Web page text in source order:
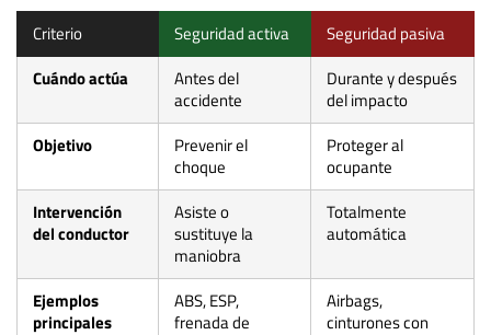
Criterio Seguridad activa
️Seguridad pasiva
Cuándo actúa
Antes del
accidente
Durante y después
del impacto
Objetivo
Prevenir el
choque
Proteger al
ocupante
Intervención
del conductor
Asiste o
sustituye la
maniobra
Totalmente
automática
Ejemplos
principales
ABS, ESP,
frenada de
Airbags,
cinturones con